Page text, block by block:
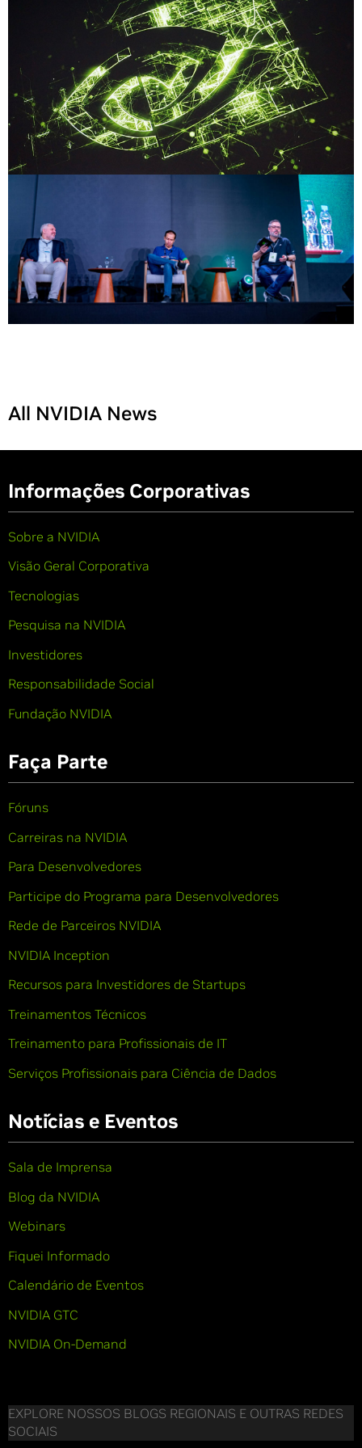
Compartilhe
All NVIDIA News
Informações Corporativas
Sobre a NVIDIA
Visão Geral Corporativa
Tecnologias
Pesquisa na NVIDIA
Investidores
Responsabilidade Social
Fundação NVIDIA
Faça Parte
Fóruns
Carreiras na NVIDIA
Para Desenvolvedores
Participe do Programa para Desenvolvedores
Rede de Parceiros NVIDIA
NVIDIA Inception
Recursos para Investidores de Startups
Treinamentos Técnicos
Treinamento para Profissionais de IT
Serviços Profissionais para Ciência de Dados
Notícias e Eventos
Sala de Imprensa
Blog da NVIDIA
Webinars
Fiquei Informado
Calendário de Eventos
NVIDIA GTC
NVIDIA On-Demand
EXPLORE NOSSOS BLOGS REGIONAIS E OUTRAS REDES
SOCIAIS